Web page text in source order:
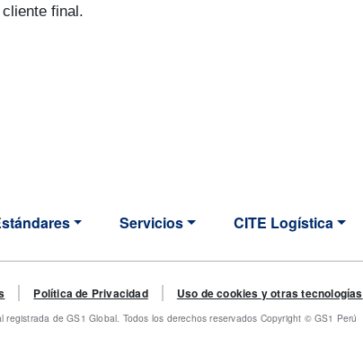
final.
Servicios CITE Logística
Política de Privacidad Uso de cookies y otras tecnologías
registrada de GS1 Global. Todos los derechos reservados Copyright © GS1 Perú